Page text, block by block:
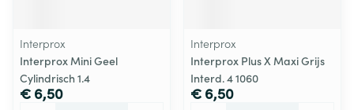
Interprox
Interprox Mini Geel
Cylindrisch 1.4
€ 6,50
Interprox
Interprox Plus X Maxi Grijs
Interd. 4 1060
€ 6,50